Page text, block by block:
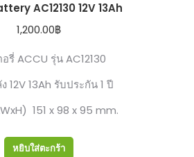
AC12130 12V 13Ah
1,200.00฿
รี่ ACCU รุ่น AC12130
12V 13Ah รับประกัน 1 ปี
151 x 98 x 95 mm.
หยิบใส่ตะกร้า